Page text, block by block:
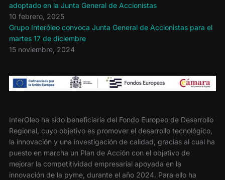
adoptado en la Junta General de Accionistas
10 febrero, 2025
Grupo Interóleo convoca Junta General de Accionistas para el
martes 17 de diciembre
15 noviembre, 2024
InterOleo ha sido beneficiaria del Fondo Europeo de Desarrollo
Regional, cuyo objetivo es promover el desarrollo tecnológico,
la innovación y una investigación de calidad, gracias al cual ha
puesto en marcha un Plan de Acción con el objetivo de
mejorar la competitividad empresarial apoyada en la
innovación de la pyme, durante el año 2024. Para ello ha